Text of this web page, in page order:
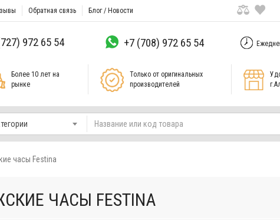
Обратная связь Блог / Новости
972 65 54 +7 (708) 972 65 54
Более 10 лет на
рынке
Только от оригинальных
производителей
часы Festina
ЧАСЫ FESTINA